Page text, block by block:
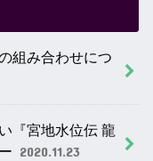
組み合わせにつ
『宮地水位伝 龍
2020.11.23